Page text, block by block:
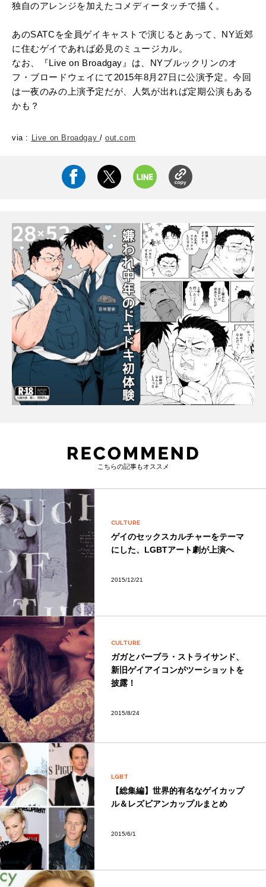
独自のアレンジを加えたコメディータッチで描く。
あのSATCを全員ゲイキャストで演じるとあって、NY近郊
に住むゲイであれば必見のミュージカル。
なお、『Live on Broadgay』は、NYブルックリンのオ
フ・ブロードウェイにて2015年8月27日に公演予定。今回
は一夜のみの上演予定だが、人気が出れば定期公演もある
かも？
via : Live on Broadgay /out.com
こちらの記事もオススメ
CULTURE
ゲイのセックスカルチャーをテーマ
にした、LGBTアート劇が上演へ
2015/12/21
CULTURE
ガガとバーブラ・ストライサンド、
新旧ゲイアイコンがツーショットを
披露！
2015/8/24
LGBT
【総集編】世界的有名なゲイカップ
ル＆レズビアンカップルまとめ
2015/6/1